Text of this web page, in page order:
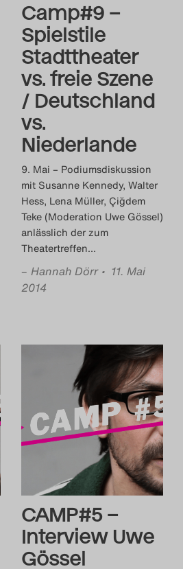
Camp#9 –
Spielstile
Stadttheater
vs. freie Szene
/ Deutschland
vs.
Niederlande
9. Mai – Podiumsdiskussion
mit Susanne Kennedy, Walter
Hess, Lena Müller, Çiğdem
Teke (Moderation Uwe Gössel)
anlässlich der zum
Theatertreffen…
– Hannah Dörr • 11. Mai
2014
CAMP#5 –
Interview Uwe
Gössel